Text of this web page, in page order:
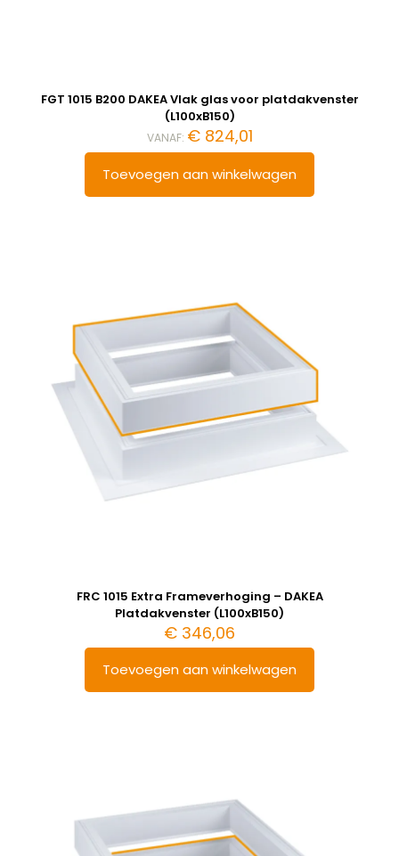
FGT 1015 B200 DAKEA Vlak glas voor platdakvenster
(L100xB150)
VANAF: €824,01
Toevoegen aan winkelwagen
FRC 1015 Extra Frameverhoging – DAKEA
Platdakvenster (L100xB150)
€ 346,06
Toevoegen aan winkelwagen